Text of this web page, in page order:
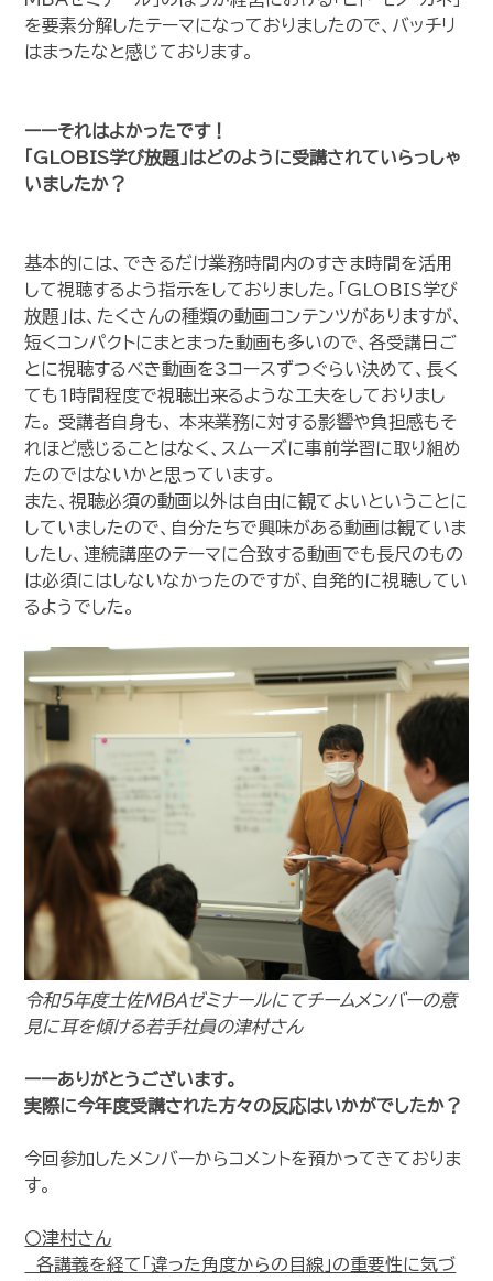
を要素分解したテーマになっておりましたので、バッチリ
はまったなと感じております。
ーーそれはよかったです！
「GLOBIS学び放題」はどのように受講されていらっしゃ
いましたか？
基本的には、できるだけ業務時間内のすきま時間を活用
して視聴するよう指示をしておりました。「GLOBIS学び
放題」は、たくさんの種類の動画コンテンツがありますが、
短くコンパクトにまとまった動画も多いので、各受講日ご
とに視聴するべき動画を3コースずつぐらい決めて、長く
ても1時間程度で視聴出来るような工夫をしておりまし
た。 受講者自身も、 本来業務に対する影響や負担感もそ
れほど感じることはなく、スムーズに事前学習に取り組め
たのではないかと思っています。
また、視聴必須の動画以外は自由に観てよいということに
していましたので、自分たちで興味がある動画は観ていま
したし、連続講座のテーマに合致する動画でも長尺のもの
は必須にはしないなかったのですが、自発的に視聴してい
るようでした。
令和5年度土佐MBAゼミナールにてチームメンバーの意
見に耳を傾ける若手社員の津村さん
ーーありがとうございます。
実際に今年度受講された方々の反応はいかがでしたか？
今回参加したメンバーからコメントを預かってきておりま
す。
〇津村さん
各講義を経て「違った角度からの目線」の重要性に気づ